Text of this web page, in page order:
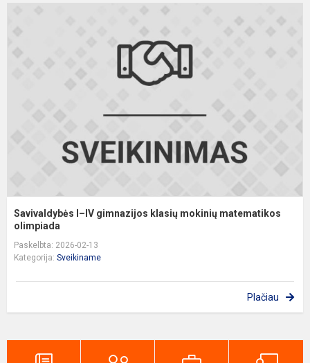
Savivaldybės I–IV gimnazijos klasių mokinių matematikos
olimpiada
Paskelbta: 2026-02-13
Kategorija: Sveikiname
Plačiau